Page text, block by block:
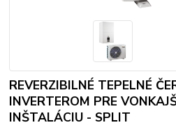
REVERZIBILNÉ TEPELNÉ
INVERTEROM PRE
INŠTALÁCIU - SPLIT